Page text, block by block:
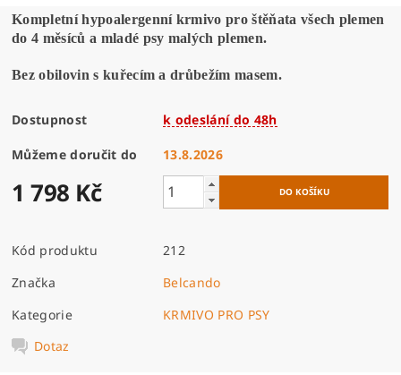
Kompletní hypoalergenní krmivo pro štěňata všech plemen
do 4 měsíců a mladé psy malých plemen.
Bez obilovin s kuřecím a drůbežím masem.
Dostupnost k odeslání do 48h
Můžeme doručit do 13.8.2026
1 798 Kč
Kód produktu
212
Značka
Belcando
Kategorie
KRMIVO PRO PSY
Dotaz